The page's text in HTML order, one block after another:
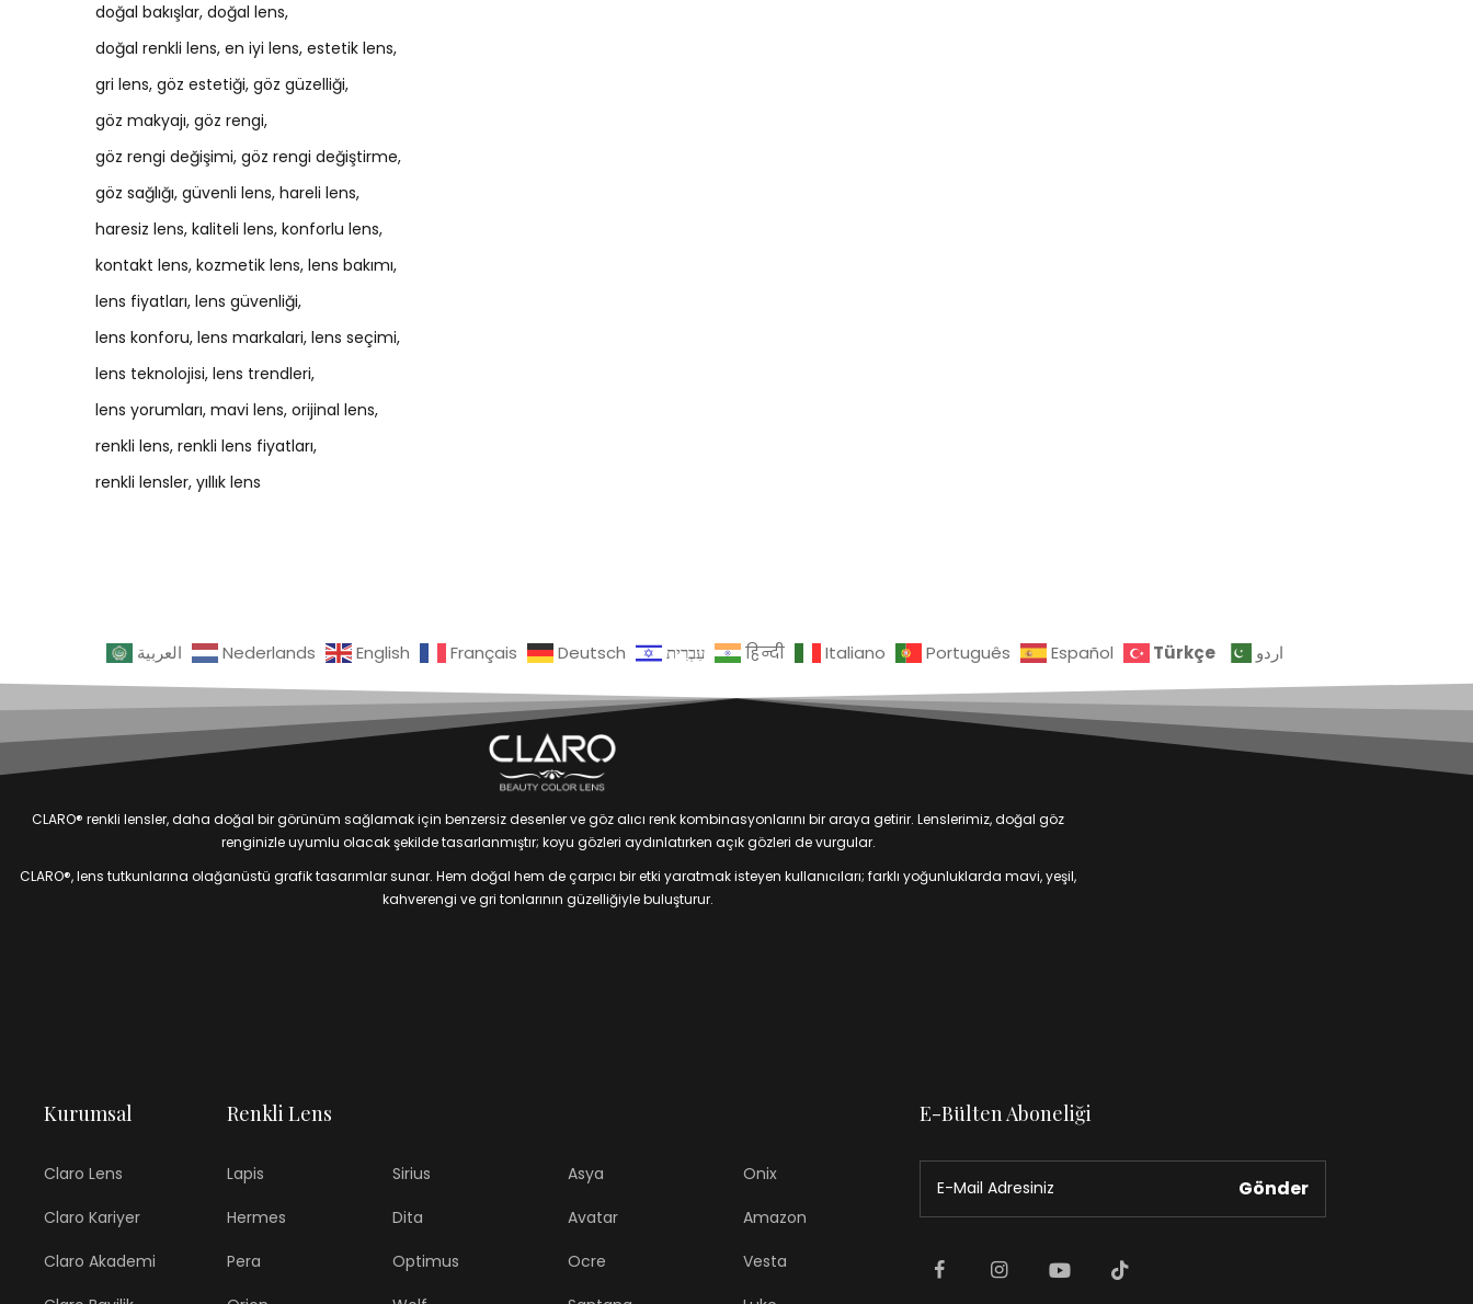
doğal bakışlar doğal lens
doğal renkli lens en iyi lens estetik lens
gri lens göz estetiği göz güzelliği
göz makyajı göz rengi
göz rengi değişimi göz rengi değiştirme
göz sağlığı güvenli lens hareli lens
haresiz lens kaliteli lens konforlu lens
kontakt lens kozmetik lens lens bakımı
lens fiyatları lens güvenliği
lens konforu lens markalari lens seçimi
lens teknolojisi lens trendleri
lens yorumları mavi lens orijinal lens
renkli lens renkli lens fiyatları
renkli lensler yıllık lens
العربية Nederlands English Français Deutsch עִבְרִית हिन्दी Italiano Português Español Türkçe اردو
CLARO® renkli lensler, daha doğal bir görünüm sağlamak için benzersiz desenler ve göz alıcı renk kombinasyonlarını bir araya getirir. Lenslerimiz, doğal göz
renginizle uyumlu olacak şekilde tasarlanmıştır; koyu gözleri aydınlatırken açık gözleri de vurgular.
CLARO®, lens tutkunlarına olağanüstü grafik tasarımlar sunar. Hem doğal hem de çarpıcı bir etki yaratmak isteyen kullanıcıları; farklı yoğunluklarda mavi, yeşil,
kahverengi ve gri tonlarının güzelliğiyle buluşturur.
Kurumsal
Claro Lens
Claro Kariyer
Claro Akademi
Renkli Lens
Lapis
Hermes
Pera
Sirius
Dita
Optimus
Asya
Avatar
Ocre
Onix
Amazon
Vesta
E-Bülten Aboneliği
Gönder